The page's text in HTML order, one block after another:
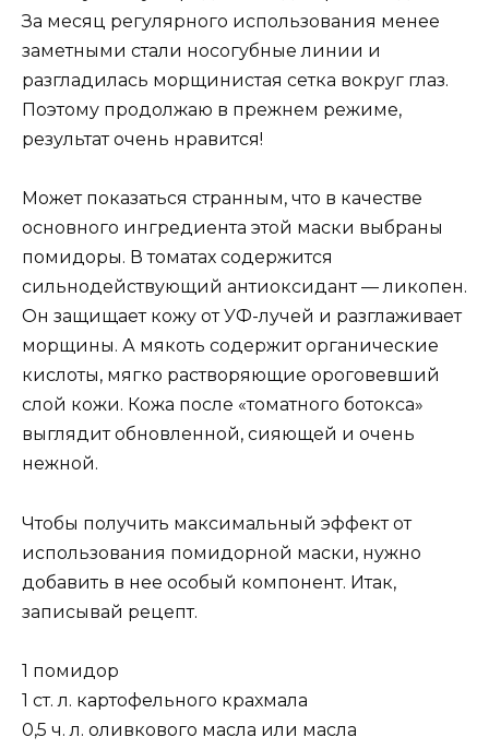
За месяц регулярного использования менее
заметными стали носогубные линии и
разгладилась морщинистая сетка вокруг глаз.
Поэтому продолжаю в прежнем режиме,
результат очень нравится!
Может показаться странным, что в качестве
основного ингредиента этой маски выбраны
помидоры. В томатах содержится
сильнодействующий антиоксидант — ликопен.
Он защищает кожу от УФ-лучей и разглаживает
морщины. А мякоть содержит органические
кислоты, мягко растворяющие ороговевший
слой кожи. Кожа после «томатного ботокса»
выглядит обновленной, сияющей и очень
нежной.
Чтобы получить максимальный эффект от
использования помидорной маски, нужно
добавить в нее особый компонент. Итак,
записывай рецепт.
1 помидор
1 ст. л. картофельного крахмала
0,5 ч. л. оливкового масла или масла